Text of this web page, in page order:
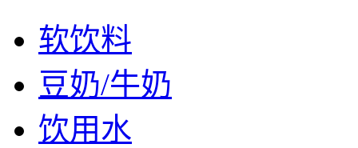
软饮料
豆奶/牛奶
饮用水